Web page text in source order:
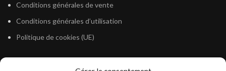
Conditions générales de vente
Conditions générales d’utilisation
Politique de cookies (UE)